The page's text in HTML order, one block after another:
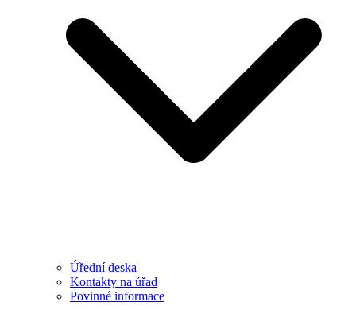
Úřední deska
Kontakty na úřad
Povinné informace